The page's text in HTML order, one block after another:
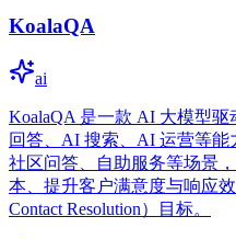
KoalaQA
ai
KoalaQA 是一款 AI 大模型
回答、AI 搜索、AI 运营等能
社区问答、自助服务等场景
本、提升客户满意度与响应
Contact Resolution）目标。